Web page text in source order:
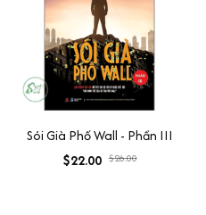
Sói Già Phố Wall - Phần III
$22.00 $26.00